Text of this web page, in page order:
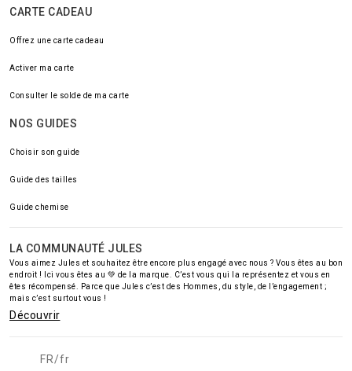
CARTE CADEAU
Offrez une carte cadeau
Activer ma carte
Consulter le solde de ma carte
NOS GUIDES
Choisir son guide
Guide des tailles
Guide chemise
LA COMMUNAUTÉ JULES
Vous aimez Jules et souhaitez être encore plus engagé avec nous ? Vous êtes au bon
endroit ! Ici vous êtes au 💚 de la marque. C’est vous qui la représentez et vous en
êtes récompensé. Parce que Jules c’est des Hommes, du style, de l’engagement ;
mais c’est surtout vous !
Découvrir
FR/fr